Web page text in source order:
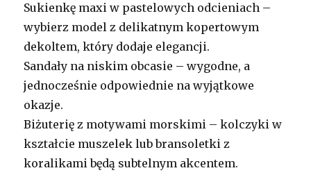
Sukienkę maxi w pastelowych odcieniach –
wybierz model z delikatnym kopertowym
dekoltem, który dodaje elegancji.
Sandały na niskim obcasie – wygodne, a
jednocześnie odpowiednie na wyjątkowe
okazje.
Biżuterię z motywami morskimi – kolczyki w
kształcie muszelek lub bransoletki z
koralikami będą subtelnym akcentem.